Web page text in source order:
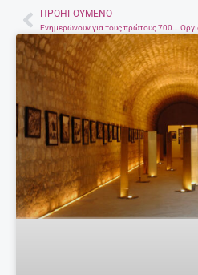
Prev
ΠΡΟΗΓΟΎΜΕΝΟ